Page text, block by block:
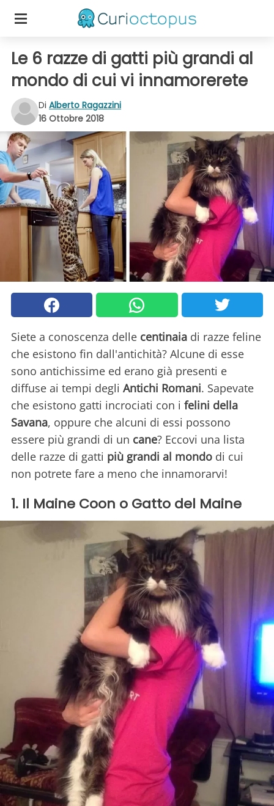
Le 6 razze di gatti più grandi al
mondo di cui vi innamorerete
Di Alberto Ragazzini
16 Ottobre 2018
Siete a conoscenza delle centinaia di razze feline
che esistono fin dall'antichità? Alcune di esse
sono antichissime ed erano già presenti e
diffuse ai tempi degli Antichi Romani. Sapevate
che esistono gatti incrociati con i felini della
Savana, oppure che alcuni di essi possono
essere più grandi di un cane? Eccovi una lista
delle razze di gatti più grandi al mondo di cui
non potrete fare a meno che innamorarvi!
1. Il Maine Coon o Gatto del Maine